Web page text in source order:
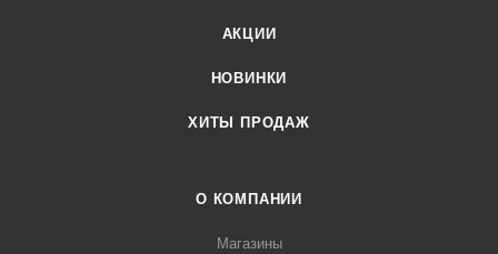
АКЦИИ
НОВИНКИ
ХИТЫ ПРОДАЖ
О КОМПАНИИ
Магазины